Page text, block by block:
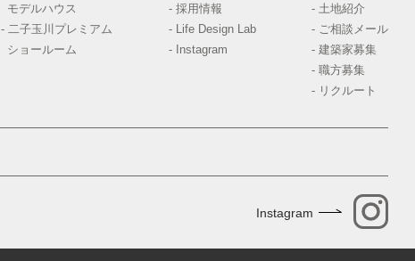
モデルハウス
- 二子玉川プレミアム
ショールーム
- 採用情報
- Life Design Lab
- Instagram
- 土地紹介
- ご相談メール
- 建築家募集
- 職方募集
- リクルート
Instagram